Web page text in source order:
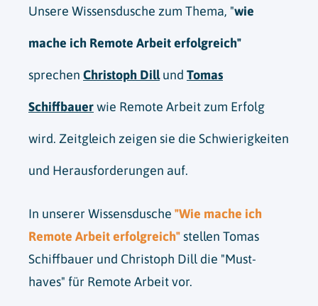
Unsere Wissensdusche zum Thema, "wie
mache ich Remote Arbeit erfolgreich"
sprechen Christoph Dillund Tomas
Schiffbauerwie Remote Arbeit zum Erfolg
wird. Zeitgleich zeigen sie die Schwierigkeiten
und Herausforderungen auf.
In unserer Wissensdusche "Wie mache ich
Remote Arbeit erfolgreich"stellen Tomas
Schiffbauer und Christoph Dill die "Must-
haves" für Remote Arbeit vor.